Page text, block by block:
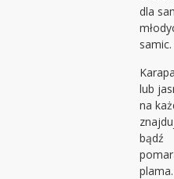
dla
samic.
lub
na
bądź
plama.